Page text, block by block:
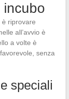
incubo
riprovare
all’avvio è
a volte è
senza
speciali